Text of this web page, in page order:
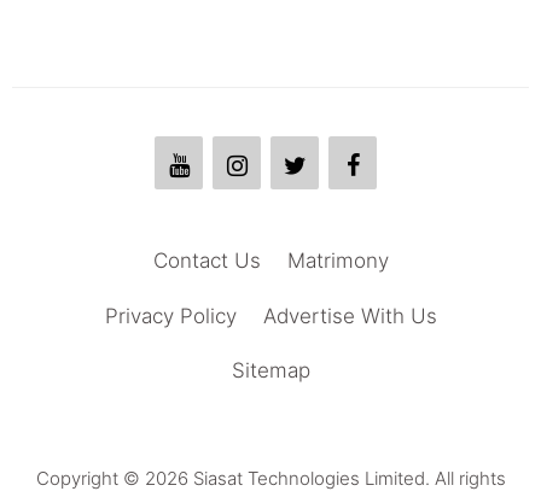
Matrimony
Contact Us
Advertise With Us
Privacy Policy
Sitemap
Copyright © 2026 Siasat Technologies Limited. All rights